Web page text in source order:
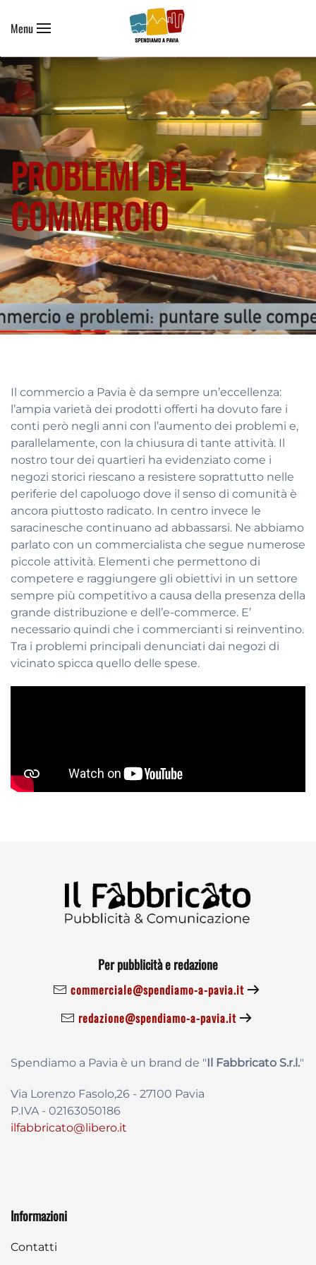
Skip to main content
Menu
PROBLEMI DEL
COMMERCIO
Il commercio a Pavia è da sempre un’eccellenza:
l’ampia varietà dei prodotti offerti ha dovuto fare i
conti però negli anni con l’aumento dei problemi e,
parallelamente, con la chiusura di tante attività. Il
nostro tour dei quartieri ha evidenziato come i
negozi storici riescano a resistere soprattutto nelle
periferie del capoluogo dove il senso di comunità è
ancora piuttosto radicato. In centro invece le
saracinesche continuano ad abbassarsi. Ne abbiamo
parlato con un commercialista che segue numerose
piccole attività. Elementi che permettono di
competere e raggiungere gli obiettivi in un settore
sempre più competitivo a causa della presenza della
grande distribuzione e dell’e-commerce. E’
necessario quindi che i commercianti si reinventino.
Tra i problemi principali denunciati dai negozi di
vicinato spicca quello delle spese.
Per pubblicità e redazione
commerciale@spendiamo-a-pavia.it
redazione@spendiamo-a-pavia.it
Spendiamo a Pavia è un brand de "Il Fabbricato S.r.l."
Via Lorenzo Fasolo,26 - 27100 Pavia
P.IVA - 02163050186
ilfabbricato@libero.it
Informazioni
Contatti